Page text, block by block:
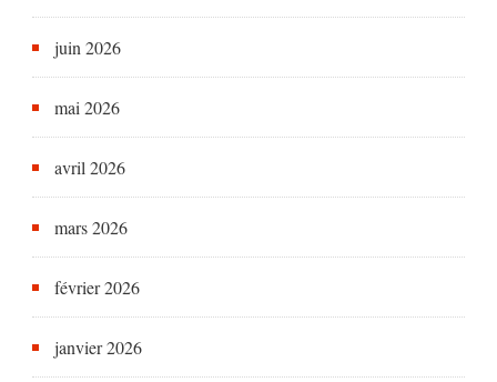
juin 2026
mai 2026
avril 2026
mars 2026
février 2026
janvier 2026